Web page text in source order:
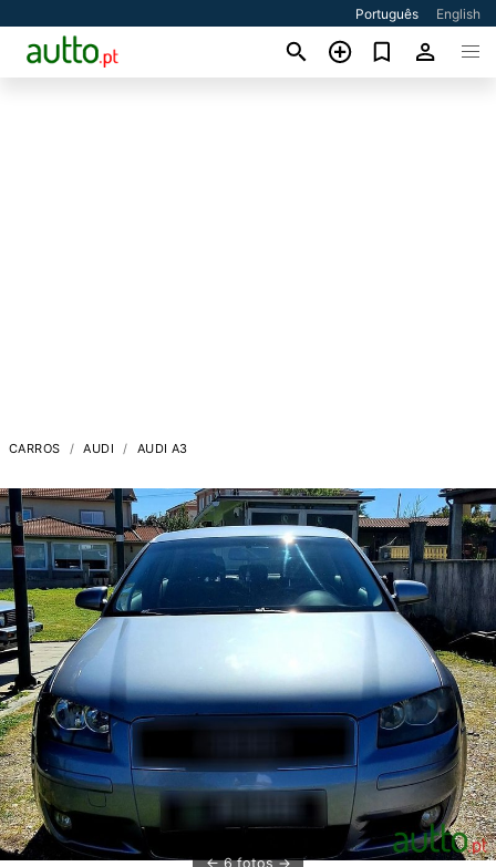
Português English
CARROS AUDI AUDI A3
6 fotos